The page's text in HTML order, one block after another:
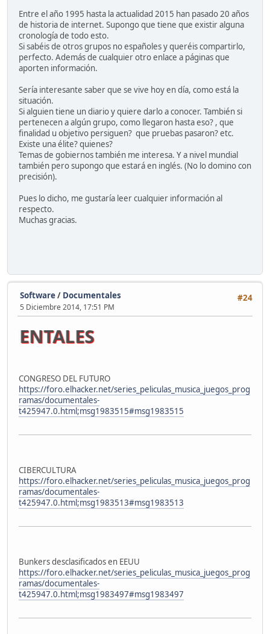
Entre el año 1995 hasta la actualidad 2015 han pasado 20 años
de historia de internet. Supongo que tiene que existir alguna
cronología de todo esto.
Si sabéis de otros grupos no españoles y queréis compartirlo,
perfecto. Además de cualquier otro enlace a páginas que
aporten información.
Sería interesante saber que se vive hoy en día, como está la
situación.
Si alguien tiene un diario y quiere darlo a conocer. También si
pertenecen a algún grupo, como llegaron hasta eso? , que
finalidad u objetivo persiguen? que pruebas pasaron? etc.
Existe una élite? quienes?
Temas de gobiernos también me interesa. Y a nivel mundial
también pero supongo que estará en inglés. (No lo domino con
precisión).
Pues lo dicho, me gustaría leer cualquier información al
respecto.
Muchas gracias.
#24
Software/ Documentales
5 Diciembre 2014, 17:51 PM
CONGRESO DEL FUTURO
https://foro.elhacker.net/series_peliculas_musica_juegos_prog
ramas/documentales-
t425947.0.html;msg1983515#msg1983515
CIBERCULTURA
https://foro.elhacker.net/series_peliculas_musica_juegos_prog
ramas/documentales-
t425947.0.html;msg1983513#msg1983513
Bunkers desclasificados en EEUU
https://foro.elhacker.net/series_peliculas_musica_juegos_prog
ramas/documentales-
t425947.0.html;msg1983497#msg1983497